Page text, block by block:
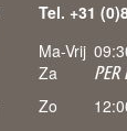
Tel. +31
Ma-Vrij
Za
PER
Zo